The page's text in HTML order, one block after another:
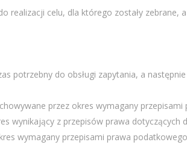
realizacji celu, dla którego zostały
potrzebny do obsługi zapytania, a
przez okres wymagany
wynikający z przepisów prawa dotyczących
wymagany przepisami prawa